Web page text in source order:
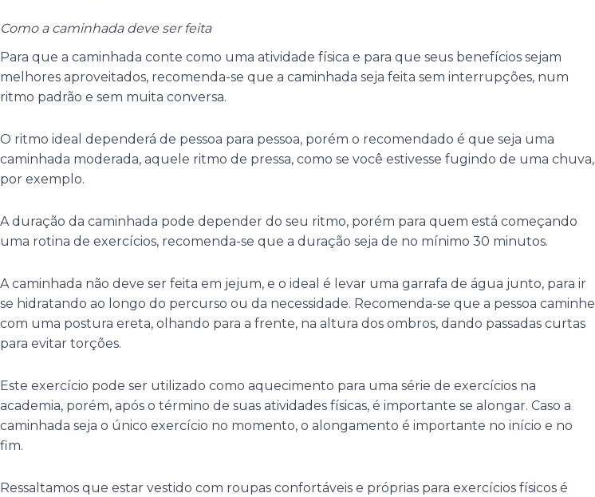
Como a caminhada deve ser feita
Para que a caminhada conte como uma atividade física e para que seus benefícios sejam
melhores aproveitados, recomenda-se que a caminhada seja feita sem interrupções, num
ritmo padrão e sem muita conversa.
O ritmo ideal dependerá de pessoa para pessoa, porém o recomendado é que seja uma
caminhada moderada, aquele ritmo de pressa, como se você estivesse fugindo de uma chuva,
por exemplo.
A duração da caminhada pode depender do seu ritmo, porém para quem está começando
uma rotina de exercícios, recomenda-se que a duração seja de no mínimo 30 minutos.
A caminhada não deve ser feita em jejum, e o ideal é levar uma garrafa de água junto, para ir
se hidratando ao longo do percurso ou da necessidade. Recomenda-se que a pessoa caminhe
com uma postura ereta, olhando para a frente, na altura dos ombros, dando passadas curtas
para evitar torções.
Este exercício pode ser utilizado como aquecimento para uma série de exercícios na
academia, porém, após o término de suas atividades físicas, é importante se alongar. Caso a
caminhada seja o único exercício no momento, o alongamento é importante no início e no
fim.
Ressaltamos que estar vestido com roupas confortáveis e próprias para exercícios físicos é